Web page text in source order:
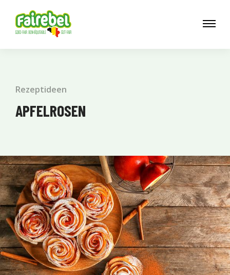
Rezeptideen
APFELROSEN